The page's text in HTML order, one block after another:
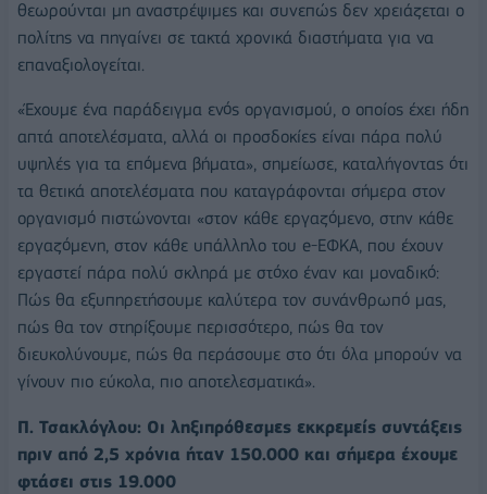
θεωρούνται μη αναστρέψιμες και συνεπώς δεν χρειάζεται ο
πολίτης να πηγαίνει σε τακτά χρονικά διαστήματα για να
επαναξιολογείται.
«Έχουμε ένα παράδειγμα ενός οργανισμού, ο οποίος έχει ήδη
απτά αποτελέσματα, αλλά οι προσδοκίες είναι πάρα πολύ
υψηλές για τα επόμενα βήματα», σημείωσε, καταλήγοντας ότι
τα θετικά αποτελέσματα που καταγράφονται σήμερα στον
οργανισμό πιστώνονται «στον κάθε εργαζόμενο, στην κάθε
εργαζόμενη, στον κάθε υπάλληλο του e-ΕΦΚΑ, που έχουν
εργαστεί πάρα πολύ σκληρά με στόχο έναν και μοναδικό:
Πώς θα εξυπηρετήσουμε καλύτερα τον συνάνθρωπό μας,
πώς θα τον στηρίξουμε περισσότερο, πώς θα τον
διευκολύνουμε, πώς θα περάσουμε στο ότι όλα μπορούν να
γίνουν πιο εύκολα, πιο αποτελεσματικά».
Π. Τσακλόγλου: Οι ληξιπρόθεσμες εκκρεμείς συντάξεις
πριν από 2,5 χρόνια ήταν 150.000 και σήμερα έχουμε
φτάσει στις 19.000